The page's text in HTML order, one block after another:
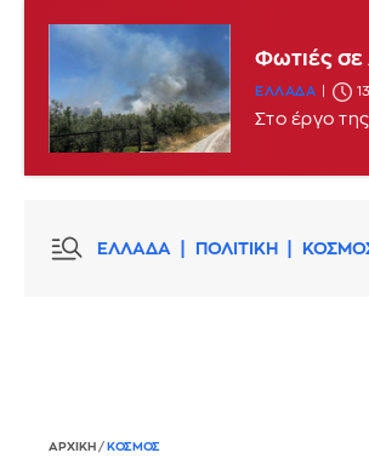
Φωτιές σε
ΕΛΛΑΔΑ
Στο έργο
ΕΛΛΑΔΑ ΠΟΛΙΤΙΚΗ
ΑΡΧΙΚΗ / ΚΟΣΜΟΣ